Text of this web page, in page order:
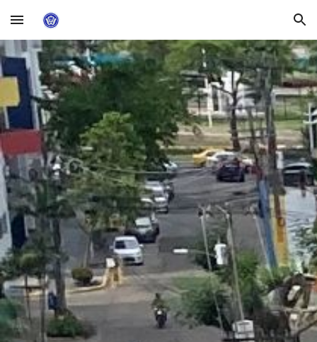
Skip to main content Skip to navigation